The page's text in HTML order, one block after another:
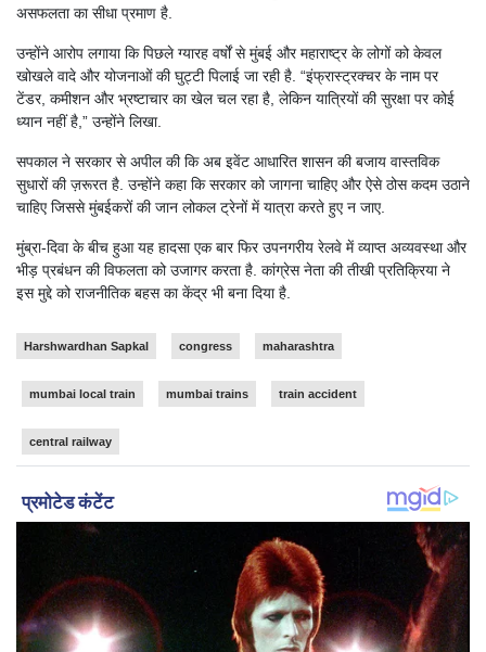
असफलता का सीधा प्रमाण है.
उन्होंने आरोप लगाया कि पिछले ग्यारह वर्षों से मुंबई और महाराष्ट्र के लोगों को केवल
खोखले वादे और योजनाओं की घुट्टी पिलाई जा रही है. “इंफ्रास्ट्रक्चर के नाम पर
टेंडर, कमीशन और भ्रष्टाचार का खेल चल रहा है, लेकिन यात्रियों की सुरक्षा पर कोई
ध्यान नहीं है,” उन्होंने लिखा.
सपकाल ने सरकार से अपील की कि अब इवेंट आधारित शासन की बजाय वास्तविक
सुधारों की ज़रूरत है. उन्होंने कहा कि सरकार को जागना चाहिए और ऐसे ठोस कदम उठाने
चाहिए जिससे मुंबईकरों की जान लोकल ट्रेनों में यात्रा करते हुए न जाए.
मुंब्रा-दिवा के बीच हुआ यह हादसा एक बार फिर उपनगरीय रेलवे में व्याप्त अव्यवस्था और
भीड़ प्रबंधन की विफलता को उजागर करता है. कांग्रेस नेता की तीखी प्रतिक्रिया ने
इस मुद्दे को राजनीतिक बहस का केंद्र भी बना दिया है.
Harshwardhan Sapkal congress maharashtra
mumbai local train mumbai trains train accident
central railway